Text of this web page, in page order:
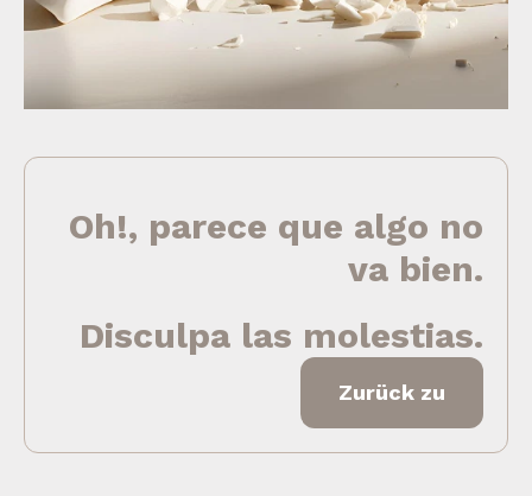
Oh!, parece que algo no
va bien.
Disculpa las molestias.
Zurück zu